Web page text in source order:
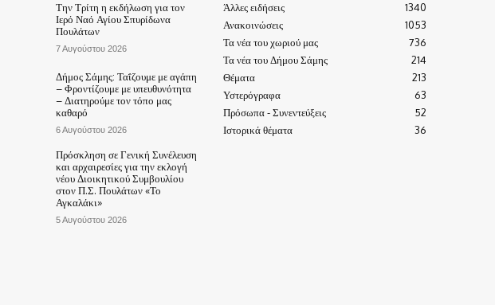
Την Τρίτη η εκδήλωση για τον
Ιερό Ναό Αγίου Σπυρίδωνα
Πουλάτων
7 Αυγούστου 2026
Δήμος Σάμης: Ταΐζουμε με αγάπη
– Φροντίζουμε με υπευθυνότητα
– Διατηρούμε τον τόπο μας
καθαρό
6 Αυγούστου 2026
Πρόσκληση σε Γενική Συνέλευση
και αρχαιρεσίες για την εκλογή
νέου Διοικητικού Συμβουλίου
στον Π.Σ. Πουλάτων «Το
Αγκαλάκι»
5 Αυγούστου 2026
Άλλες ειδήσεις
1340
Ανακοινώσεις
1053
Τα νέα του χωριού μας
736
Τα νέα του Δήμου Σάμης
214
Θέματα
213
Υστερόγραφα
63
Πρόσωπα - Συνεντεύξεις
52
Ιστορικά θέματα
36